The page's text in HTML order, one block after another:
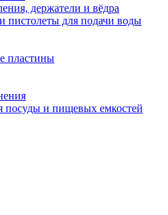
держатели и вёдра
пистолеты для подачи воды
пластины
посуды и пищевых емкостей